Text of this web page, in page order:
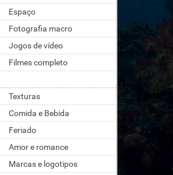
Espaço
Fotografia macro
Jogos de vídeo
Filmes completo
Texturas
Comida e Bebida
Feriado
Amor e romance
Marcas e logotipos